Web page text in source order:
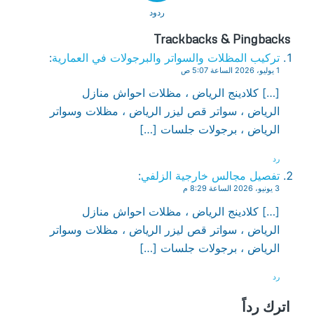
ردود
Trackbacks & Pingbacks
تركيب المظلات والسواتر والبرجولات في العمارية:
1 يوليو، 2026 الساعة 5:07 ص
[…] كلادينج الرياض ، مظلات احواش منازل
الرياض ، سواتر قص ليزر الرياض ، مظلات وسواتر
الرياض ، برجولات جلسات […]
رد
تفصيل مجالس خارجية الزلفي:
3 يونيو، 2026 الساعة 8:29 م
[…] كلادينج الرياض ، مظلات احواش منازل
الرياض ، سواتر قص ليزر الرياض ، مظلات وسواتر
الرياض ، برجولات جلسات […]
رد
اترك رداً